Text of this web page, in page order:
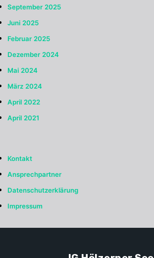
September 2025
Juni 2025
Februar 2025
Dezember 2024
Mai 2024
März 2024
April 2022
April 2021
Kontakt
Ansprechpartner
Datenschutzerklärung
Impressum